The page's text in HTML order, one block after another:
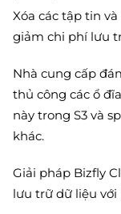
Xóa các tập tin
giảm chi phí lưu
Nhà cung cấp
thủ công các ổ
này trong S3 và
khác.
Giải pháp Bizfly
lưu trữ dữ liệu